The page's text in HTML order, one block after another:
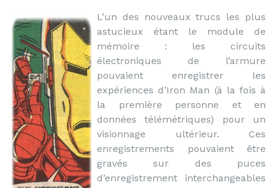
L’un des nouveaux trucs les plus
astucieux étant le module de
mémoire : les circuits
électroniques de l’armure
pouvaient enregistrer les
expériences d’Iron Man (à la fois à
la première personne et en
données télémétriques) pour un
visionnage ultérieur. Ces
enregistrements pouvaient être
gravés sur des puces
d’enregistrement interchangeables